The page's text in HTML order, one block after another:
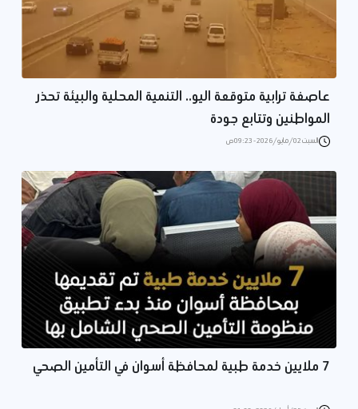
عاصفة ترابية متوقعة اليو.. التنمية المحلية والبيئة تحذر
المواطنين وتتابع جودة
السبت 02/مايو/2026 - 09:23 ص
7 ملايين خدمة طبية لمحافظة أسوان في التأمين الصحي